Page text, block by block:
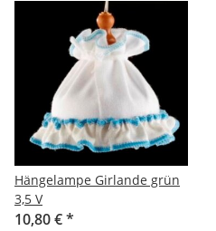
Hängelampe Girlande grün
3,5 V
10,80 €*